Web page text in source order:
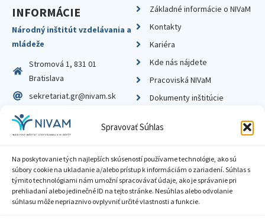
Spravovať Súhlas
Na poskytovanie tých najlepších skúseností používame technológie, ako sú
súbory cookie na ukladanie a/alebo prístup k informáciám o zariadení. Súhlas s
týmito technológiami nám umožní spracovávať údaje, ako je správanie pri
prehliadaní alebo jedinečné ID na tejto stránke. Nesúhlas alebo odvolanie
súhlasu môže nepriaznivo ovplyvniť určité vlastnosti a funkcie.
INFORMÁCIE
Národný inštitút vzdelávania a
mládeže
Stromová 1, 831 01
Bratislava
sekretariat.gr@nivam.sk
IČO: 00164348
DIČ: 2020798714
Základné informácie o NIVaM
Kontakty
Kariéra
Kde nás nájdete
Pracoviská NIVaM
Dokumenty inštitúcie
Zásady ochrany súkromia